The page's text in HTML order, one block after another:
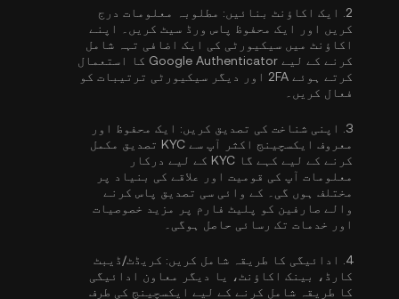
2. ایک اکاؤنٹ بنائیں: مطلوبہ معلومات درج
کریں اور ایک محفوظ پاس ورڈ سیٹ کریں۔ اپنے
اکاؤنٹ میں سیکیورٹی کی ایک اضافی تہہ شامل
کرنے کے لیے
Google Authenticator کا استعمال
کرتے ہوئے 2FA
اور دیگر سیکیورٹی ترتیبات کو
فعال کریں۔
3. اپنی شناخت کی تصدیق کریں: ایک محفوظ اور
معروف ایکسچینج اکثر آپ سے
KYC تصدیق مکمل
کرنے کے لیے کہے گا
KYC کے لیے درکار
معلومات آپ کی قومیت اور علاقے کی بنیاد پر
مختلف ہوں گی۔ کے وائی سی تصدیق پاس کرنے
والے صارفین کو پلیٹ فارم پر مزید خصوصیات
اور خدمات تک رسائی حاصل ہوگی۔
4. ادائیگی کا طریقہ شامل کریں: کریڈٹ/ڈیبٹ
کارڈ، بینک اکاؤنٹ، یا دیگر معاون ادائیگی
کا طریقہ شامل کرنے کے لیے ایکسچینج کی طرف